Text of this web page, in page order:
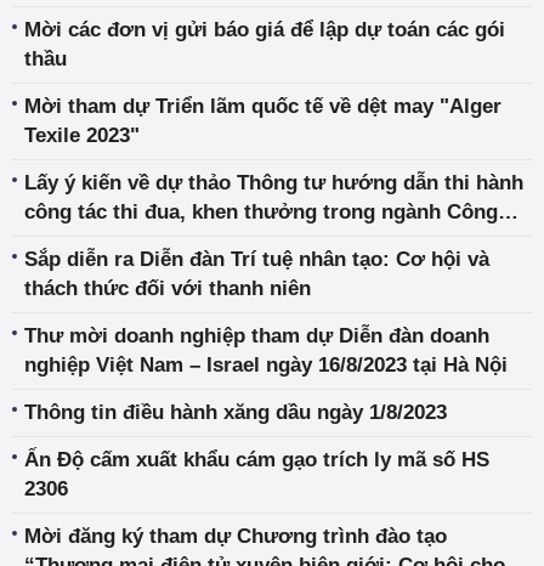
thôn năm 2023
Mời các đơn vị gửi báo giá để lập dự toán các gói
thầu
Mời tham dự Triển lãm quốc tế về dệt may "Alger
Texile 2023"
Lấy ý kiến về dự thảo Thông tư hướng dẫn thi hành
công tác thi đua, khen thưởng trong ngành Công
Sắp diễn ra Diễn đàn Trí tuệ nhân tạo: Cơ hội và
thách thức đối với thanh niên
Thư mời doanh nghiệp tham dự Diễn đàn doanh
nghiệp Việt Nam – Israel ngày 16/8/2023 tại Hà Nội
Thông tin điều hành xăng dầu ngày 1/8/2023
Ấn Độ cấm xuất khẩu cám gạo trích ly mã số HS
2306
Mời đăng ký tham dự Chương trình đào tạo